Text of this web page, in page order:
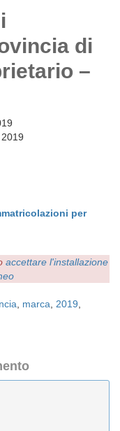
di
–
per
accettare l'installazione
marca 2019